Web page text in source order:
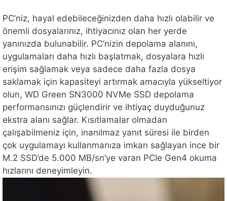
PC’niz, hayal edebileceğinizden daha hızlı olabilir ve
önemli dosyalarınız, ihtiyacınız olan her yerde
yanınızda bulunabilir. PC’nizin depolama alanını,
uygulamaları daha hızlı başlatmak, dosyalara hızlı
erişim sağlamak veya sadece daha fazla dosya
saklamak için kapasiteyi artırmak amacıyla yükseltiyor
olun, WD Green SN3000 NVMe SSD depolama
performansınızı güçlendirir ve ihtiyaç duyduğunuz
ekstra alanı sağlar. Kısıtlamalar olmadan
çalışabilmeniz için, inanılmaz yanıt süresi ile birden
çok uygulamayı kullanmanıza imkan sağlayan ince bir
M.2 SSD’de 5.000 MB/sn’ye varan PCIe Gen4 okuma
hızlarını deneyimleyin.